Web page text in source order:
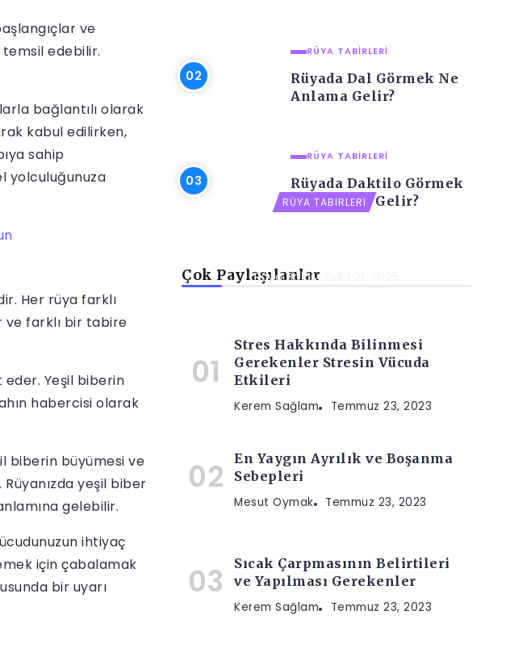
ve
edebilir.
bağlantılı olarak
kabul edilirken,
sahip
yolculuğunuza
Her rüya farklı
ve farklı bir tabire
Yeşil biberin
habercisi olarak
biberin büyümesi ve
yeşil biber
gelebilir.
ihtiyaç
için çabalamak
bir uyarı
RÜYA TABIRLERI
Rüyada Dal Görmek Ne
Anlama Gelir?
RÜYA TABIRLERI
Rüyada Daktilo Görmek
Ne Anlama Gelir?
Çok Paylaşılanlar
RÜYA TABIRLERI
Rüya Balci
Stres Hakkında Bilinmesi
Gerekenler Stresin Vücuda
Etkileri
Kerem Sağlam Temmuz 23, 2023
En Yaygın Ayrılık ve Boşanma
Sebepleri
Mesut Oymak Temmuz 23, 2023
Sıcak Çarpmasının Belirtileri
ve Yapılması Gerekenler
Kerem Sağlam Temmuz 23, 2023